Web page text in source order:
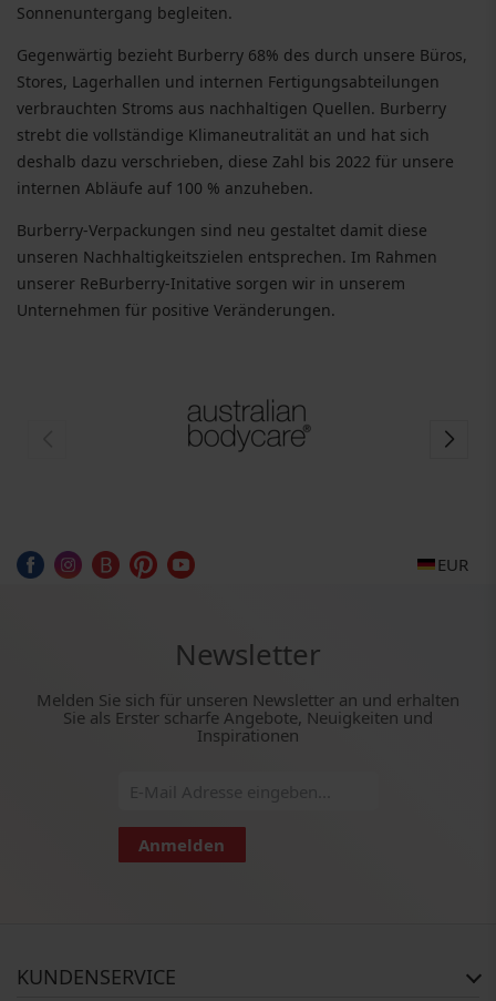
Sonnenuntergang begleiten.
Gegenwärtig bezieht Burberry 68% des durch unsere Büros,
Stores, Lagerhallen und internen Fertigungsabteilungen
verbrauchten Stroms aus nachhaltigen Quellen. Burberry
strebt die vollständige Klimaneutralität an und hat sich
deshalb dazu verschrieben, diese Zahl bis 2022 für unsere
internen Abläufe auf 100 % anzuheben.
Burberry-Verpackungen sind neu gestaltet damit diese
unseren Nachhaltigkeitszielen entsprechen. Im Rahmen
unserer ReBurberry-Initative sorgen wir in unserem
Unternehmen für positive Veränderungen.
EUR
Newsletter
Melden Sie sich für unseren Newsletter an und erhalten
Sie als Erster scharfe Angebote, Neuigkeiten und
Inspirationen
Anmelden
KUNDENSERVICE